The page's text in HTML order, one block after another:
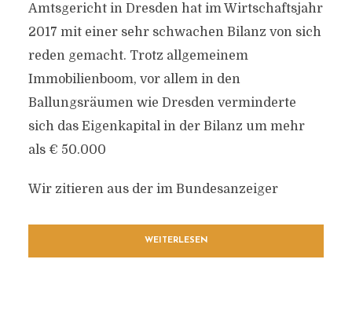
Amtsgericht in Dresden hat im Wirtschaftsjahr
2017 mit einer sehr schwachen Bilanz von sich
reden gemacht. Trotz allgemeinem
Immobilienboom, vor allem in den
Ballungsräumen wie Dresden verminderte
sich das Eigenkapital in der Bilanz um mehr
als € 50.000
Wir zitieren aus der im Bundesanzeiger
WEITERLESEN